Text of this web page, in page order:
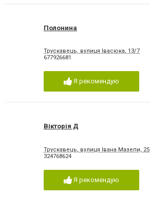
Полонина
Трускавець, вулиця Івасюка, 13/7
677926681
Я рекомендую
Вікторія Д
Трускавець, вулиця Івана Мазепи, 25
324768624
Я рекомендую